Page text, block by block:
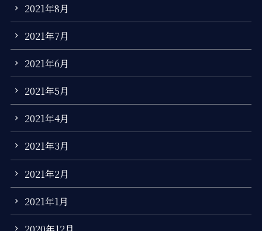
2021年8月
2021年7月
2021年6月
2021年5月
2021年4月
2021年3月
2021年2月
2021年1月